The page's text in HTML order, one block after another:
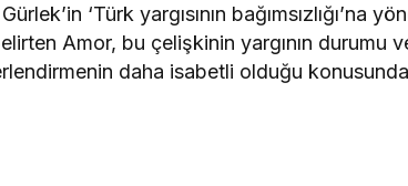
‘Türk yargısının bağımsızlığı’na
Amor, bu çelişkinin yargının durumu
daha isabetli olduğu